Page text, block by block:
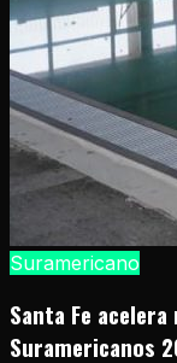
Suramericano
Santa Fe
Suramericanos